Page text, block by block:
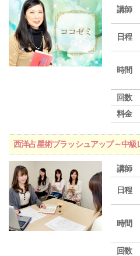
講師
日程
時間
回数
料金
西洋占星術ブラッシュアップ～中
講師
日程
時間
回数